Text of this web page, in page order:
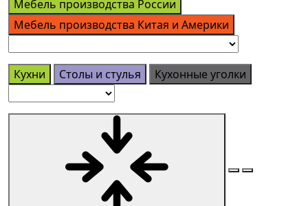
Мебель производства России
Мебель производства Китая и Америки
Кухни Столы и стулья Кухонные уголки